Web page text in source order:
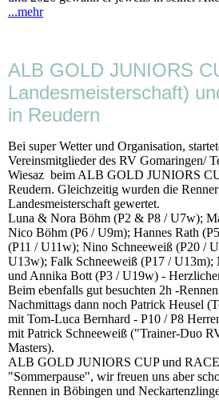
...mehr
ALB GOLD JUNIORS
Landesmeisterschaft)
in Reudern
Bei super Wetter und Organisation,
Vereinsmitglieder des RV Gomaringen/
Wiesaz beim ALB GOLD JUNIORS
Reudern. Gleichzeitig wurden die
Landesmeisterschaft gewertet.
Luna & Nora Böhm (P2 & P8 / U7w);
Nico Böhm (P6 / U9m); Hannes Rath
(P11 / U11w); Nino Schneeweiß (P20 /
U13w); Falk Schneeweiß (P17 /
und Annika Bott (P3 / U19w) -
Beim ebenfalls gut besuchten 2h -
Nachmittags dann noch Patrick Heusel
mit Tom-Luca Bernhard - P10 / P8
mit Patrick Schneeweiß ("Trainer-Duo
Masters).
ALB GOLD JUNIORS CUP und
"Sommerpause", wir freuen uns aber
Rennen in Böbingen und